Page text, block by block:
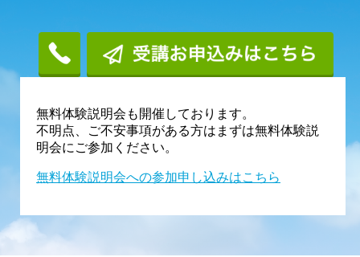
無料体験説明会も開催しております。
不明点、ご不安事項がある方はまずは無料体験説
明会にご参加ください。
無料体験説明会への参加申し込みはこちら